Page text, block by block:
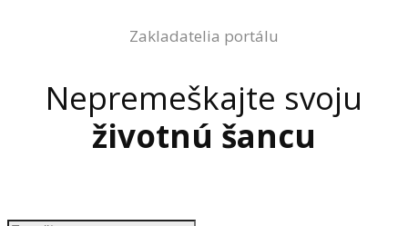
Zakladatelia portálu
Nepremeškajte svoju
životnú šancu